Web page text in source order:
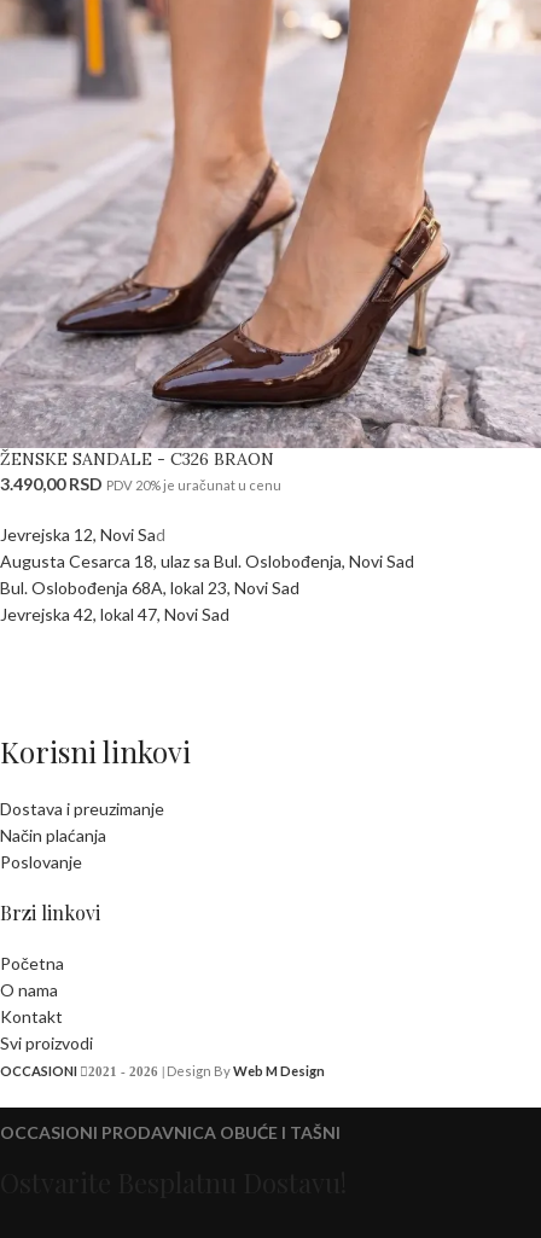
ŽENSKE SANDALE - C326 BRAON
3.490,00RSD PDV 20% je uračunat u cenu
Jevrejska 12, Novi Sad
Augusta Cesarca 18, ulaz sa Bul. Oslobođenja, Novi Sad
Bul. Oslobođenja 68A, lokal 23, Novi Sad
Jevrejska 42, lokal 47, Novi Sad
Korisni linkovi
Dostava i preuzimanje
Način plaćanja
Poslovanje
Brzi linkovi
Početna
O nama
Kontakt
Svi proizvodi
OCCASIONI 2021 - 2026 | Design ByWeb M Design
OCCASIONI PRODAVNICA OBUĆE I TAŠNI